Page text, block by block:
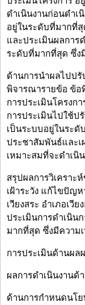
ดำเนินงานก่อนดำเ
อยู่ในระดับที่มากที่
และประเมินผลการ
ระดับที่มากที่สุด ซึ่ง
ด้านการนำผลไปป
พิจารณารายข้อ ข้อ
การประเมินโครงก
การประเมินไปใช้ป
เป็นระบบอยู่ในระ
ประชาสัมพันธ์และเ
เหมาะสมที่จะดำเนิ
สรุปผลการวิเคราะ
เฝ้าระวัง แก้ไขปัญ
เวียงสระ อำเภอเวี
ประเมินการดำเนิน
มากที่สุด ซึ่งมีความ
การประเมินด้านผล
ผลการดำเนินงานด้
ด้านการกำหนดนโ